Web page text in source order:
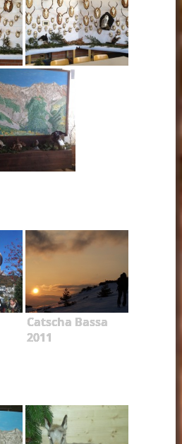
Catscha Bassa
2011